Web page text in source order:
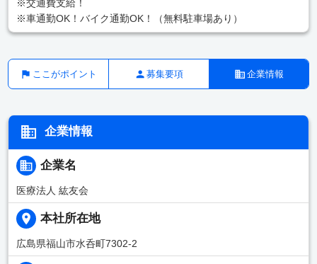
※交通費支給！
※車通勤OK！バイク通勤OK！（無料駐車場あり）
ここがポイント 募集要項 企業情報
企業情報
企業名
医療法人 紘友会
本社所在地
広島県福山市水呑町7302-2